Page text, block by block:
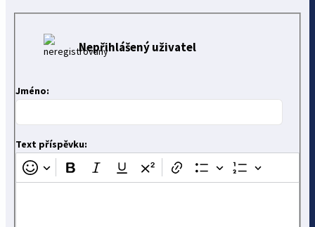
Nepřihlášený uživatel
Jméno:
Text příspěvku: